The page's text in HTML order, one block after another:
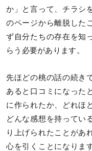
か」と言って、チラシ
のページから離脱した
ず自分たちの存在を知
らう必要があります。
先ほどの桃の話の続き
あると口コミになった
に作られたか、どれほ
どんな感想を持ってい
り上げられたことがあ
心を引くことになりま